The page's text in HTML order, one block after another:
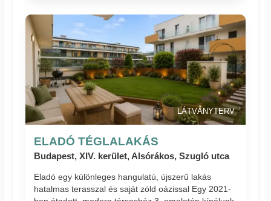
LÁTVÁNYTERV
ELADÓ TÉGLALAKÁS
Budapest, XIV. kerület, Alsórákos, Szugló utca
Eladó egy különleges hangulatú, újszerű lakás
hatalmas terasszal és saját zöld oázissal Egy 2021-